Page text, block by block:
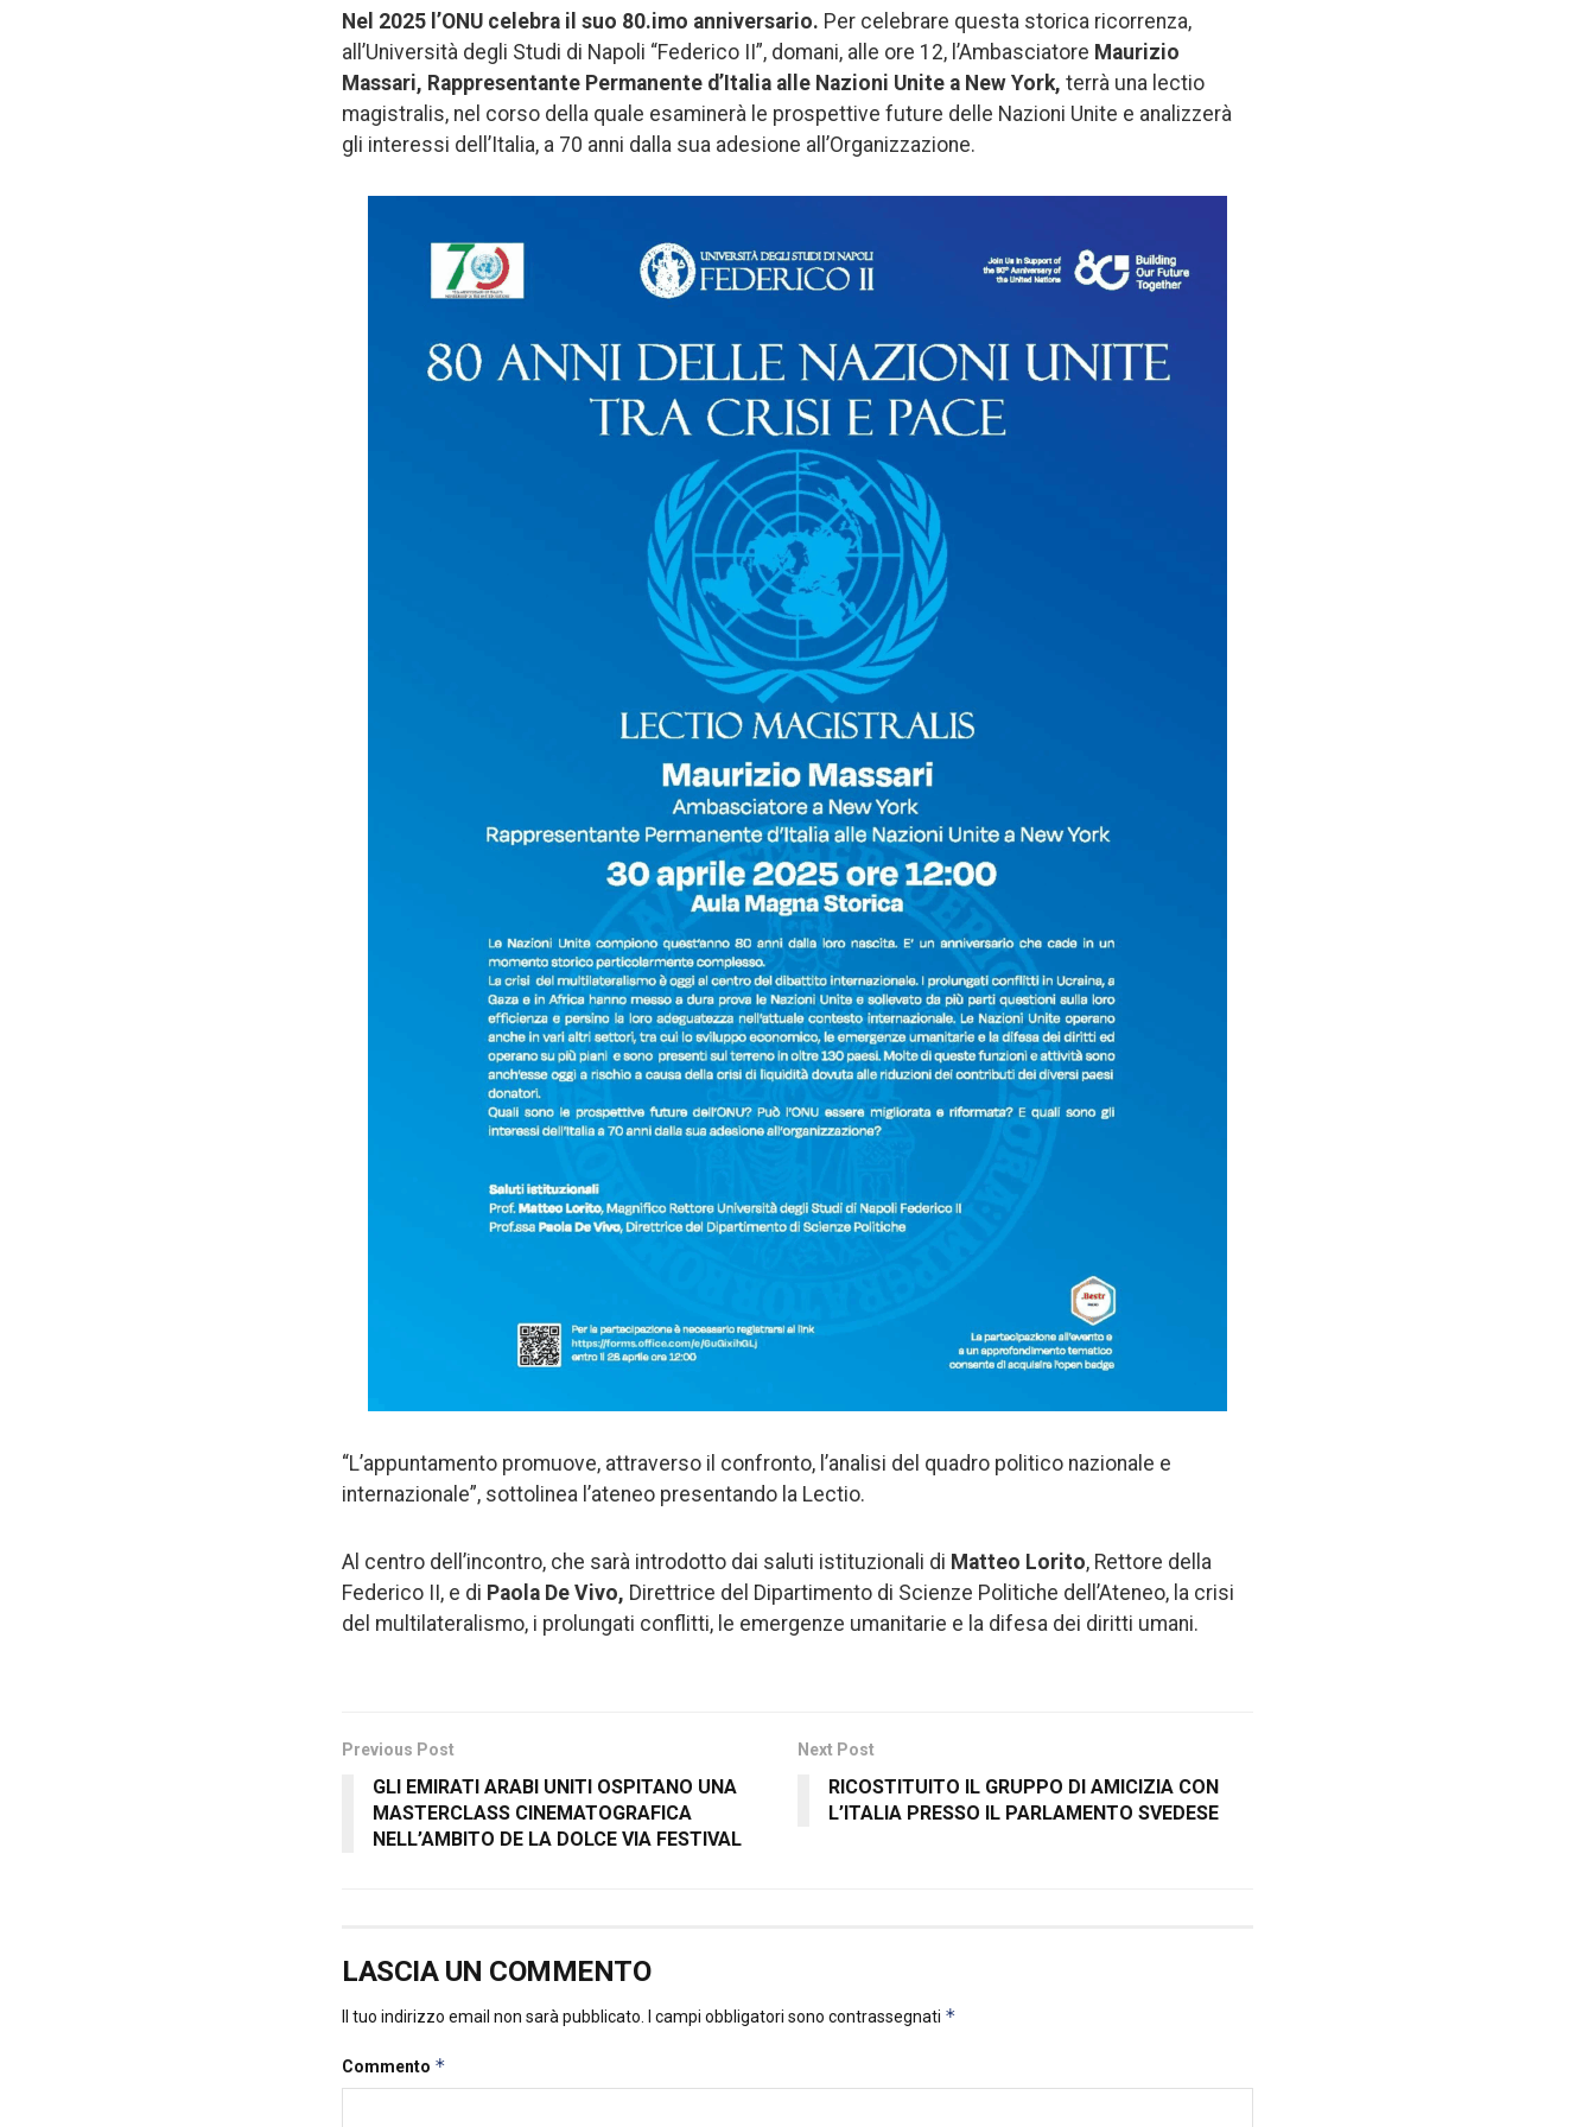
Nel 2025 l’ONU celebra il suo 80.imo anniversario. Per celebrare questa storica ricorrenza,
all’Università degli Studi di Napoli “Federico II”, domani, alle ore 12, l’Ambasciatore Maurizio
Massari, Rappresentante Permanente d’Italia alle Nazioni Unite a New York, terrà una lectio
magistralis, nel corso della quale esaminerà le prospettive future delle Nazioni Unite e analizzerà
gli interessi dell’Italia, a 70 anni dalla sua adesione all’Organizzazione.
“L’appuntamento promuove, attraverso il confronto, l’analisi del quadro politico nazionale e
internazionale”, sottolinea l’ateneo presentando la Lectio.
Al centro dell’incontro, che sarà introdotto dai saluti istituzionali di Matteo Lorito, Rettore della
Federico II, e di Paola De Vivo, Direttrice del Dipartimento di Scienze Politiche dell’Ateneo, la crisi
del multilateralismo, i prolungati conflitti, le emergenze umanitarie e la difesa dei diritti umani.
Previous Post
GLI EMIRATI ARABI UNITI OSPITANO UNA
MASTERCLASS CINEMATOGRAFICA
NELL’AMBITO DE LA DOLCE VIA FESTIVAL
Next Post
RICOSTITUITO IL GRUPPO DI AMICIZIA CON
L’ITALIA PRESSO IL PARLAMENTO SVEDESE
LASCIA UN COMMENTO
Il tuo indirizzo email non sarà pubblicato. I campi obbligatori sono contrassegnati *
Commento *